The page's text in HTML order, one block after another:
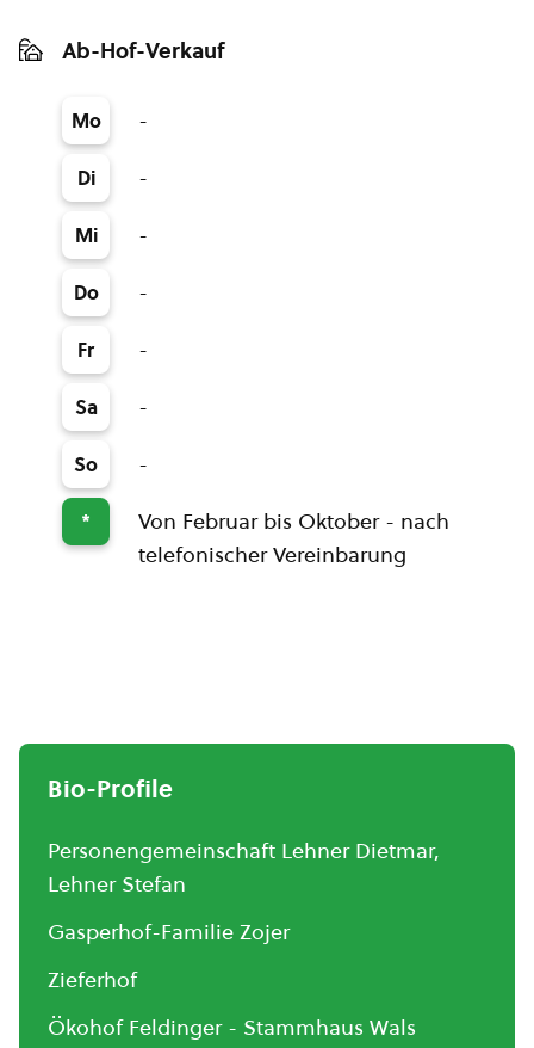
Ab-Hof-Verkauf
Mo -
Di -
Mi -
Do -
Fr -
Sa -
So -
*
Von Februar bis Oktober - nach
telefonischer Vereinbarung
Bio-Profile
Personengemeinschaft Lehner Dietmar,
Lehner Stefan
Gasperhof-Familie Zojer
Zieferhof
Ökohof Feldinger - Stammhaus Wals